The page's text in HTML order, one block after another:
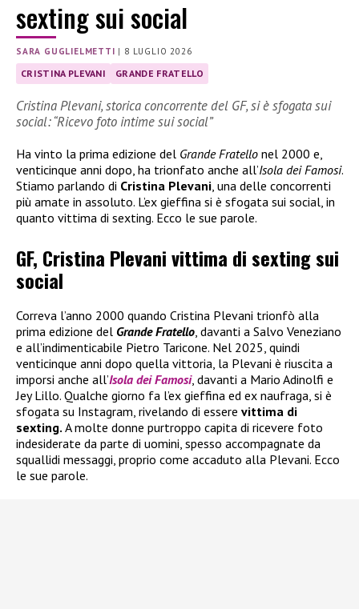
sexting sui social
SARA GUGLIELMETTI | 8 LUGLIO 2026
CRISTINA PLEVANI GRANDE FRATELLO
Cristina Plevani, storica concorrente del GF, si è sfogata sui
social: “Ricevo foto intime sui social”
Ha vinto la prima edizione del Grande Fratello nel 2000 e,
venticinque anni dopo, ha trionfato anche all’Isola dei Famosi.
Stiamo parlando di Cristina Plevani , una delle concorrenti
più amate in assoluto. L’ex gieffina si è sfogata sui social, in
quanto vittima di sexting. Ecco le sue parole.
GF, Cristina Plevani vittima di sexting sui
social
Correva l’anno 2000 quando Cristina Plevani trionfò alla
prima edizione del Grande Fratello , davanti a Salvo Veneziano
e all’indimenticabile Pietro Taricone. Nel 2025, quindi
venticinque anni dopo quella vittoria, la Plevani è riuscita a
imporsi anche all’Isola dei Famosi, davanti a Mario Adinolfi e
Jey Lillo. Qualche giorno fa l’ex gieffina ed ex naufraga, si è
sfogata su Instagram, rivelando di essere vittima di
sexting. A molte donne purtroppo capita di ricevere foto
indesiderate da parte di uomini, spesso accompagnate da
squallidi messaggi, proprio come accaduto alla Plevani. Ecco
le sue parole.